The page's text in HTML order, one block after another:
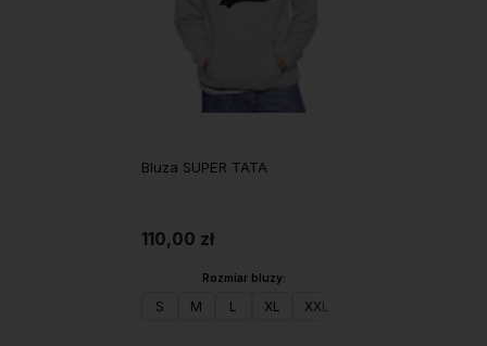
Bluza SUPER TATA
110,00 zł
Rozmiar bluzy:
S M L XL XXL